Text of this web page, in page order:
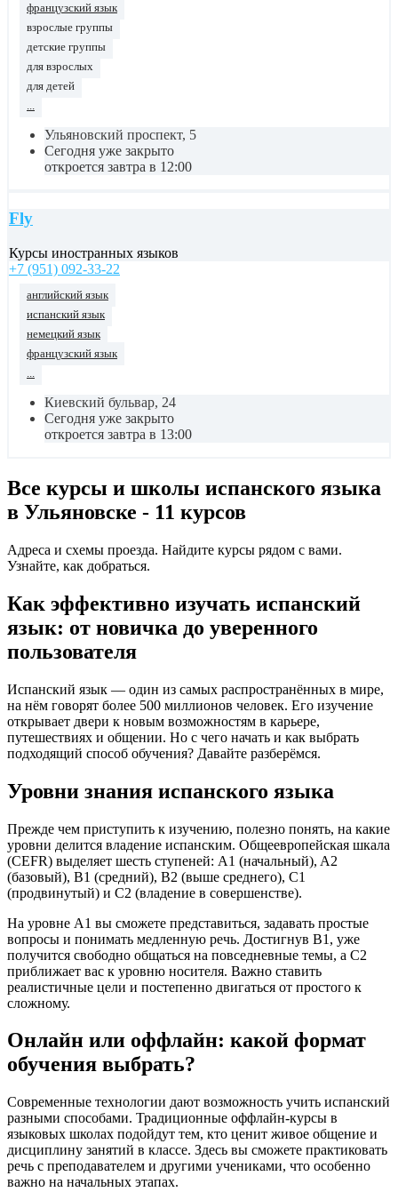
французский язык
взрослые группы
детские группы
для взрослых
для детей
Ульяновский проспект, 5
Сегодня уже закрыто
откроется завтра в 12:00
Fly
Курсы иностранных языков
+7 (951) 092-33-22
английский язык
испанский язык
немецкий язык
французский язык
...
Киевский бульвар, 24
Сегодня уже закрыто
откроется завтра в 13:00
Все курсы и школы испанского языка
в Ульяновске - 11 курсов
Адреса и схемы проезда. Найдите курсы рядом с вами.
Узнайте, как добраться.
Как эффективно изучать испанский
язык: от новичка до уверенного
пользователя
Испанский язык — один из самых распространённых в мире,
на нём говорят более 500 миллионов человек. Его изучение
открывает двери к новым возможностям в карьере,
путешествиях и общении. Но с чего начать и как выбрать
подходящий способ обучения? Давайте разберёмся.
Уровни знания испанского языка
Прежде чем приступить к изучению, полезно понять, на какие
уровни делится владение испанским. Общеевропейская шкала
(CEFR) выделяет шесть ступеней: A1 (начальный), A2
(базовый), B1 (средний), B2 (выше среднего), C1
(продвинутый) и C2 (владение в совершенстве).
На уровне A1 вы сможете представиться, задавать простые
вопросы и понимать медленную речь. Достигнув B1, уже
получится свободно общаться на повседневные темы, а C2
приближает вас к уровню носителя. Важно ставить
реалистичные цели и постепенно двигаться от простого к
сложному.
Онлайн или оффлайн: какой формат
обучения выбрать?
Современные технологии дают возможность учить испанский
разными способами. Традиционные оффлайн-курсы в
языковых школах подойдут тем, кто ценит живое общение и
дисциплину занятий в классе. Здесь вы сможете практиковать
речь с преподавателем и другими учениками, что особенно
важно на начальных этапах.